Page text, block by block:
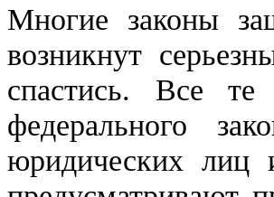
Многие законы
возникнут
спастись. Все
федерального
юридических лиц